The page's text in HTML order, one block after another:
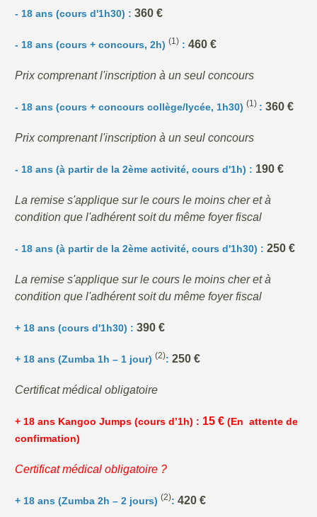
- 18 ans (cours d'1h30) : 360 €
- 18 ans (cours + concours, 2h) (1) : 460 €
Prix comprenant l'inscription à un seul concours
- 18 ans (cours + concours collège/lycée, 1h30) (1) : 360 €
Prix comprenant l'inscription à un seul concours
- 18 ans (à partir de la 2ème activité, cours d'1h) : 190 €
La remise s'applique sur le cours le moins cher et à
condition que l'adhérent soit du même foyer fiscal
- 18 ans (à partir de la 2ème activité, cours d'1h30) : 250 €
La remise s'applique sur le cours le moins cher et à
condition que l'adhérent soit du même foyer fiscal
+ 18 ans (cours d'1h30) : 390 €
+ 18 ans (Zumba 1h – 1 jour) (2): 250 €
Certificat médical obligatoire
+ 18 ans Kangoo Jumps (cours d’1h) : 15 € (En attente de
confirmation)
Certificat médical obligatoire ?
+ 18 ans (Zumba 2h – 2 jours) (2): 420 €